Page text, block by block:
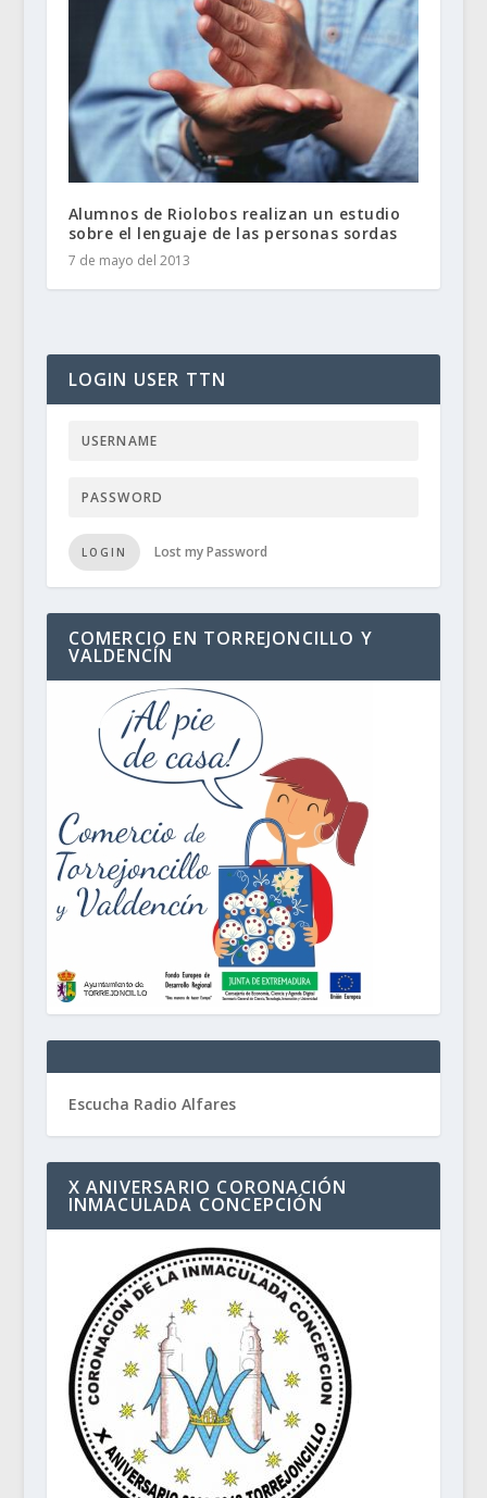
Alumnos de Riolobos realizan un estudio
sobre el lenguaje de las personas sordas
7 de mayo del 2013
LOGIN USER TTN
LOGIN Lost my Password
COMERCIO EN TORREJONCILLO Y
VALDENCÍN
Escucha Radio Alfares
X ANIVERSARIO CORONACIÓN
INMACULADA CONCEPCIÓN